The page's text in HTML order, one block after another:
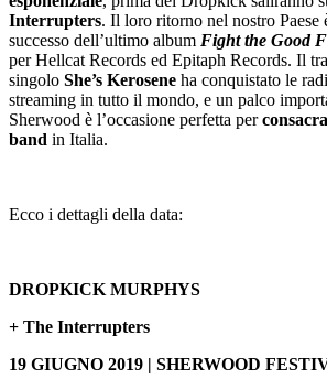
Interrupters. Il loro ritorno nel nostro Paese
successo dell’ultimo album Fight the Good
per Hellcat Records ed Epitaph Records. Il
singolo She’s Kerosene ha conquistato le
streaming in tutto il mondo, e un palco
Sherwood è l’occasione perfetta per
band in Italia.
Ecco i dettagli della data:
DROPKICK MURPHYS
+ The Interrupters
19 GIUGNO 2019 | SHERWOOD